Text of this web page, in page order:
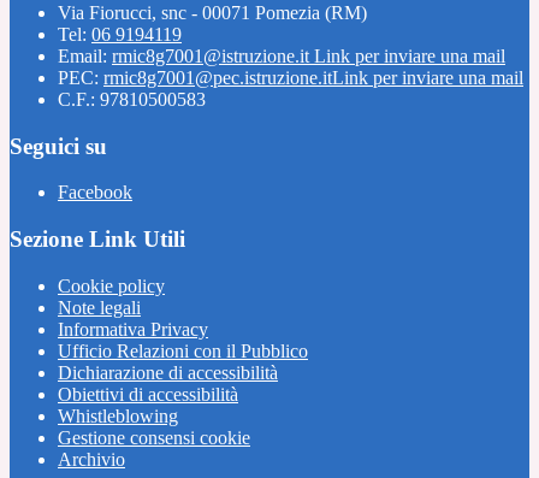
Via Fiorucci, snc - 00071 Pomezia (RM)
Tel: 06 9194119
Email: rmic8g7001@istruzione.it Link per inviare una mail
PEC: rmic8g7001@pec.istruzione.itLink per inviare una mail
C.F.: 97810500583
Seguici su
Facebook
Sezione Link Utili
Cookie policy
Note legali
Informativa Privacy
Ufficio Relazioni con il Pubblico
Dichiarazione di accessibilità
Obiettivi di accessibilità
Whistleblowing
Gestione consensi cookie
Archivio